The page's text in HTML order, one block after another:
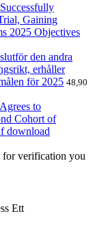
Gaining
2025 Objectives
den andra
erhåller
för 2025 48,90
to
Cohort of
for verification you
Ett